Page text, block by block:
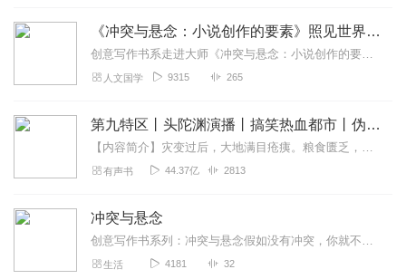
巧，让它们为你所用。
说真的，有人声称文学创作是不可教、不可学的，每每听闻此
写作的年轻作家看来，这简直是奇谈怪论。就拿约翰·格里沙姆来说
再拿我自己来说吧，我确实是把劳伦斯·布洛克的文学专栏当作
圣贤书来读的。后来，我常常尝试他在专栏中提及的创作技巧，看
看写出来的东西效果如何。
通过举办讲座或者著书立说，我向许多写手传授写作的技巧，
所以，千万不要相信没有什么可以提高创作水平的工具或者技
那些不能传授的内容是你赋予文学的内涵，比如说个人独具的
《冲突与悬念：小说创作的要素》照见世界洞达学L27
创意写作书系走进大师《冲突与悬念：小说创作的要素》照见世界|洞达学问|博览群书L27系统下架名家通识讲座书系《中国哲学十五讲》照见世界|洞达学问|博览群书L27
人文国学 9315 265
第九特区丨头陀渊演播丨搞笑热血都市丨伪戒丨VIP免费多人有声剧
【内容简介】灾变过后，大地满目疮痍。粮食匮乏，资源紧俏，局势混乱……一位从待规划区杀出来的青年，背对着漫天黄沙，孤身来到九区谋生，却不曾想偶然结识三五好友，一念...
有声书 44.37亿 2813
冲突与悬念
创意写作书系列：冲突与悬念假如没有冲突，你就不能让读者牵肠挂肚。假如没有悬念，你就不能让读者把小说从头到尾读完本人爱朗读，音频作品紧用于自学研究
生活 4181 32